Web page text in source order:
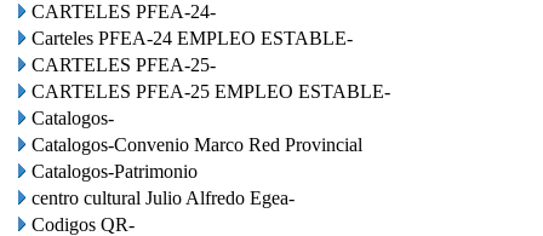
CARTELES PFEA-24-
Carteles PFEA-24 EMPLEO ESTABLE-
CARTELES PFEA-25-
CARTELES PFEA-25 EMPLEO ESTABLE-
Catalogos-
Catalogos-Convenio Marco Red Provincial
Catalogos-Patrimonio
centro cultural Julio Alfredo Egea-
Codigos QR-